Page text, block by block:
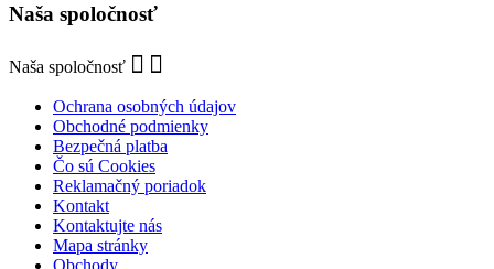
Naša spoločnosť
Naša spoločnosť
Ochrana osobných údajov
Obchodné podmienky
Bezpečná platba
Čo sú Cookies
Reklamačný poriadok
Kontakt
Kontaktujte nás
Mapa stránky